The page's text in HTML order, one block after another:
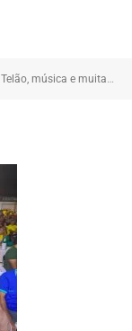
Telão, música e muita torcida marcam estreia do Brasil em Coroatá